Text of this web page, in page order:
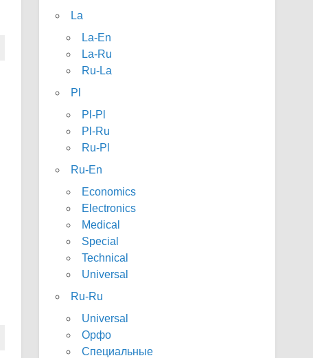
La
La-En
La-Ru
Ru-La
Pl
Pl-Pl
Pl-Ru
Ru-Pl
Ru-En
Economics
Electronics
Medical
Special
Technical
Universal
Ru-Ru
Universal
Орфо
Специальные